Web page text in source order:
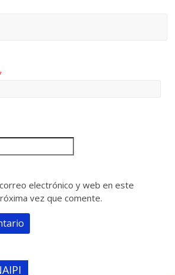
electrónico y web en este
vez que comente.